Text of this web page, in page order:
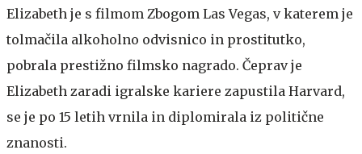
Elizabeth je s filmom Zbogom Las Vegas, v katerem je
tolmačila alkoholno odvisnico in prostitutko,
pobrala prestižno filmsko nagrado. Čeprav je
Elizabeth zaradi igralske kariere zapustila Harvard,
se je po 15 letih vrnila in diplomirala iz politične
znanosti.